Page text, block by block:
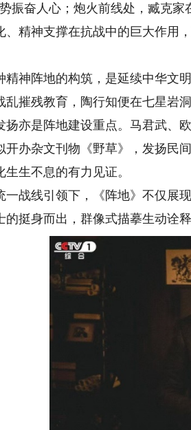
振奋人心；炮火前线处，臧克
、精神支撑在抗战中的巨大作用
阵地的构筑，是延续中华文明
乱摧残教育，陶行知便在七星岩
扬亦是阵地建设重点。马君武、
开办杂文刊物《野草》，发扬民
生生不息的有力见证。
线引领下，《阵地》不仅展现
的挺身而出，群像式描摹生动诠